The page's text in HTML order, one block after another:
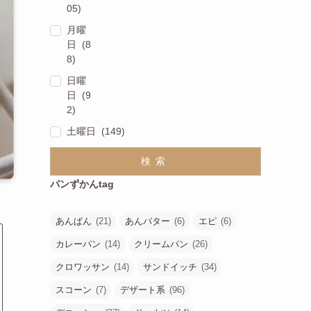
05)
月曜
日 (8
8)
日曜
日 (9
2)
土曜日 (149)
検索
パンずかんtag
あんぱん (21) あんバター (6) エピ (6)
カレーパン (14) クリームパン (26)
クロワッサン (14) サンドイッチ (34)
スコーン (7) デザート系 (96)